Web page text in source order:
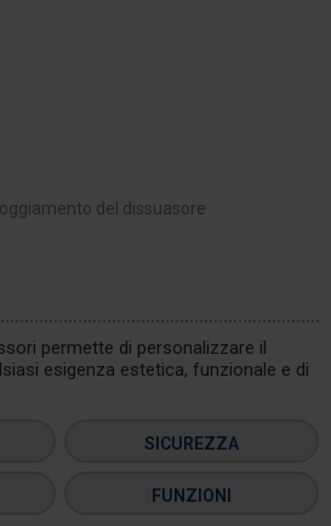
del dissuasore
permette di personalizzare il
esigenza estetica, funzionale e di
SICUREZZA
FUNZIONI